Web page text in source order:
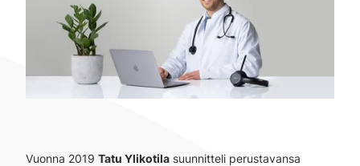
Vuonna 2019 Tatu Ylikotila suunnitteli perustavansa